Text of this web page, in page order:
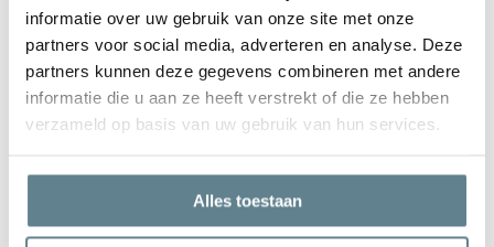
informatie over uw gebruik van onze site met onze
partners voor social media, adverteren en analyse. Deze
partners kunnen deze gegevens combineren met andere
informatie die u aan ze heeft verstrekt of die ze hebben
verzameld op basis van uw gebruik van hun services.
Alles toestaan
Specificaties
Merk Luca lifestyle
Vorm Rond
Gebruik Interieur en exterieur